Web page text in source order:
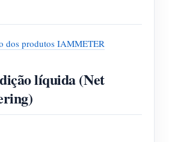
dos produtos IAMMETER
líquida (Net